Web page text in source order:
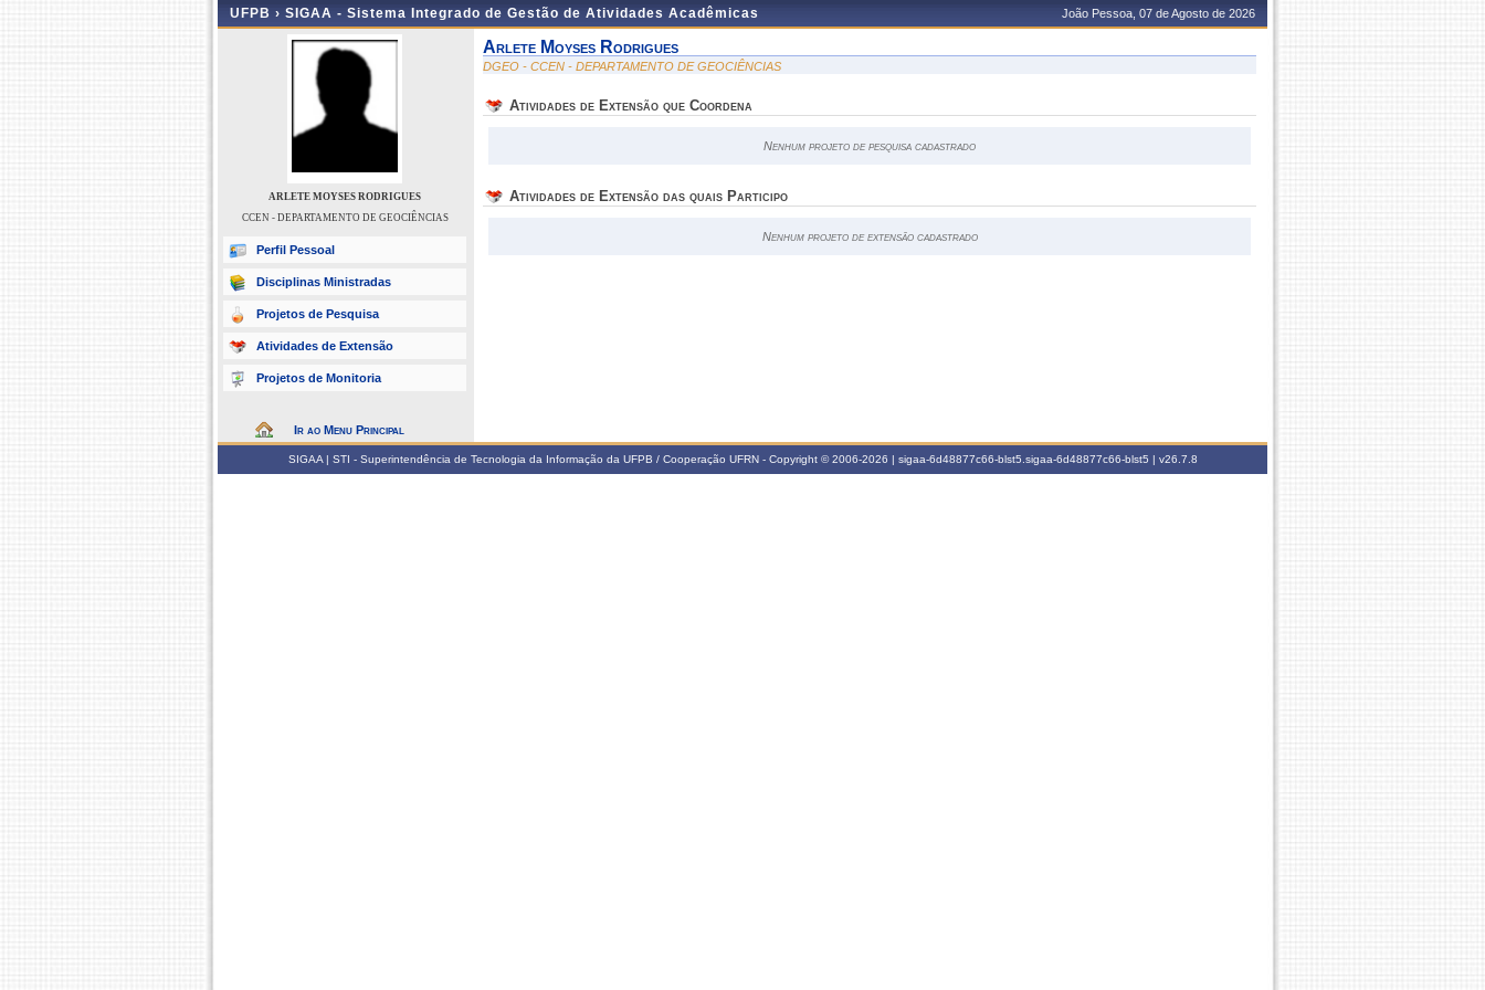
UFPB › SIGAA - Sistema Integrado de Gestão de Atividades Acadêmicas João Pessoa, 07 de Agosto de 2026
ARLETE MOYSES RODRIGUES
CCEN - DEPARTAMENTO DE GEOCIÊNCIAS
Perfil Pessoal
Disciplinas Ministradas
Projetos de Pesquisa
Atividades de Extensão
Projetos de Monitoria
Ir ao Menu Principal
Arlete Moyses Rodrigues
DGEO - CCEN - DEPARTAMENTO DE GEOCIÊNCIAS
Atividades de Extensão que Coordena
Nenhum projeto de pesquisa cadastrado
Atividades de Extensão das quais Participo
Nenhum projeto de extensão cadastrado
SIGAA | STI - Superintendência de Tecnologia da Informação da UFPB / Cooperação UFRN - Copyright © 2006-2026 | sigaa-6d48877c66-blst5.sigaa-6d48877c66-blst5 | v26.7.8